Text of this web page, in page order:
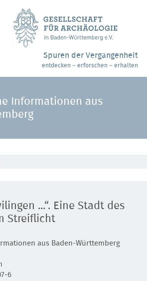
Spuren der Vergangenheit
entdecken – erforschen – erhalten
Informationen aus
...“. Eine Stadt des
Streiflicht
aus Baden-Württemberg
6